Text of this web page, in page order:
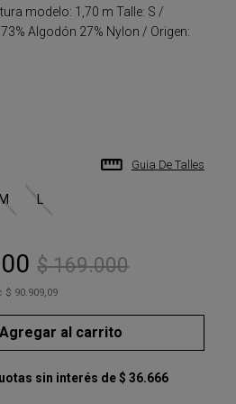
modelo: 1,70 m Talle: S /
Algodón 27% Nylon / Origen:
L
Guia De Talles
$ 169.000
$ 90.909,09
Agregar al carrito
sin interés de $ 36.666